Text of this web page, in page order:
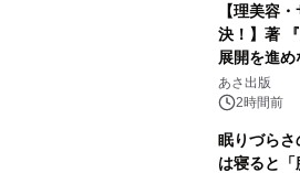
【理美容
決！】著
展開を進
「多店舗展
24日（月）
あさ出版
2時間前
眠りづら
は寝ると